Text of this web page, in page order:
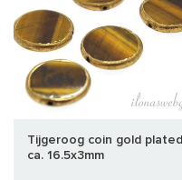
Tijgeroog coin gold plated
ca. 16.5x3mm